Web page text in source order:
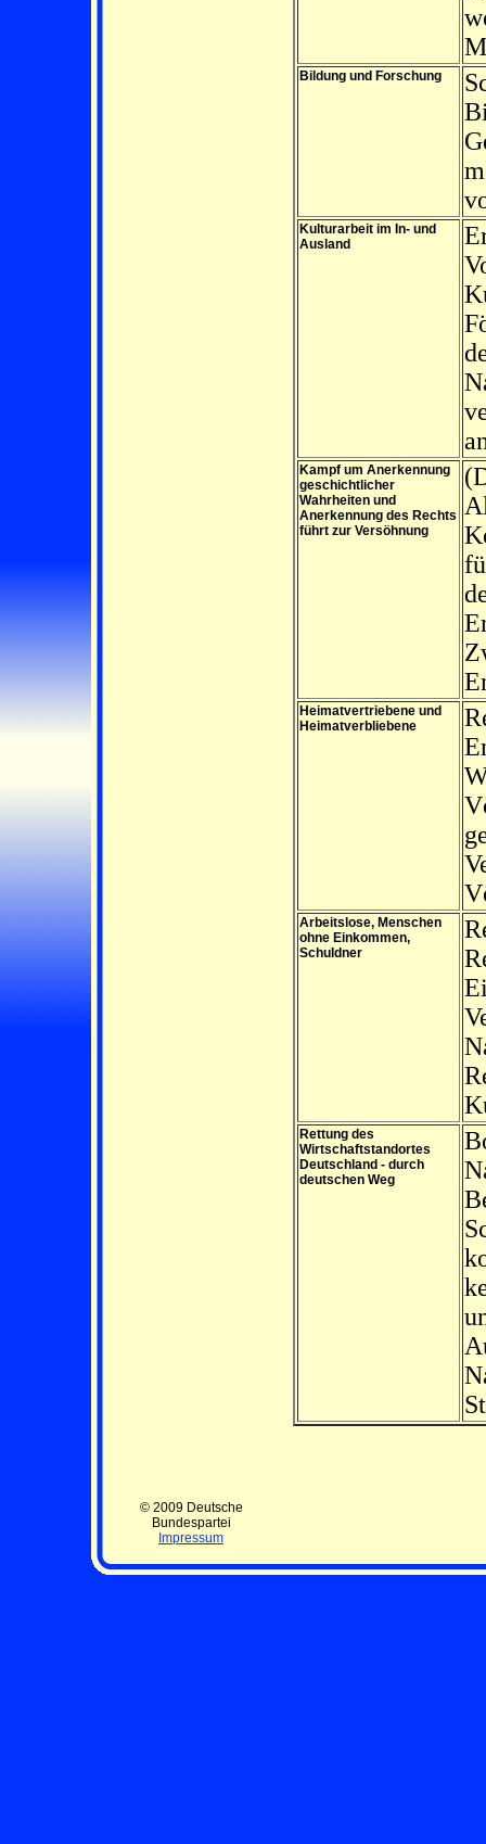
Bildung und Forschung
Kulturarbeit im In- und
Ausland
Kampf um Anerkennung
geschichtlicher
Wahrheiten und
Anerkennung des Rechts
führt zur Versöhnung
Heimatvertriebene und
Heimatverbliebene
Arbeitslose, Menschen
ohne Einkommen,
Schuldner
Rettung des
Wirtschaftstandortes
Deutschland - durch
deutschen Weg
© 2009 Deutsche
Bundespartei
Impressum